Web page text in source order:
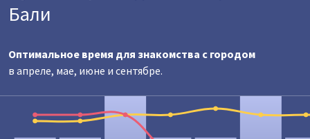
Бали
Оптимальное время для знакомства с городом
в апреле, мае, июне и сентябре.